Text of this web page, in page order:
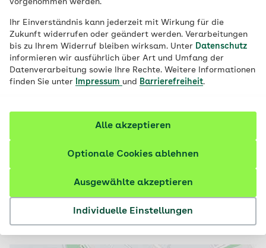
vorgenommen werden.
Ihr Einverständnis kann jederzeit mit Wirkung für die
Zukunft widerrufen oder geändert werden. Verarbeitungen
bis zu Ihrem Widerruf bleiben wirksam. Unter Datenschutz
informieren wir ausführlich über Art und Umfang der
Datenverarbeitung sowie Ihre Rechte. Weitere Informationen
finden Sie unter
Impressum und Barrierefreiheit.
Individuelle Einstellungen
Ausgewählte akzeptieren
Optionale Cookies ablehnen
Alle akzeptieren
Suchen
Filter und Ergebnisse
Auf Basis Ihrer Suchanfrage werden
angezeigt.
Ergebnisse
44 Ergebnisse
Filtern & sortieren (2)